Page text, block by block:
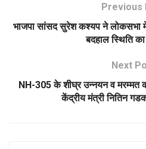
Previous
भाजपा सांसद सुरेश कश्यप ने लोकसभा
बदहाल स्थिति का
Next
NH-305 के शीघ्र उन्नयन व मरम्मत
केंद्रीय मंत्री नितिन